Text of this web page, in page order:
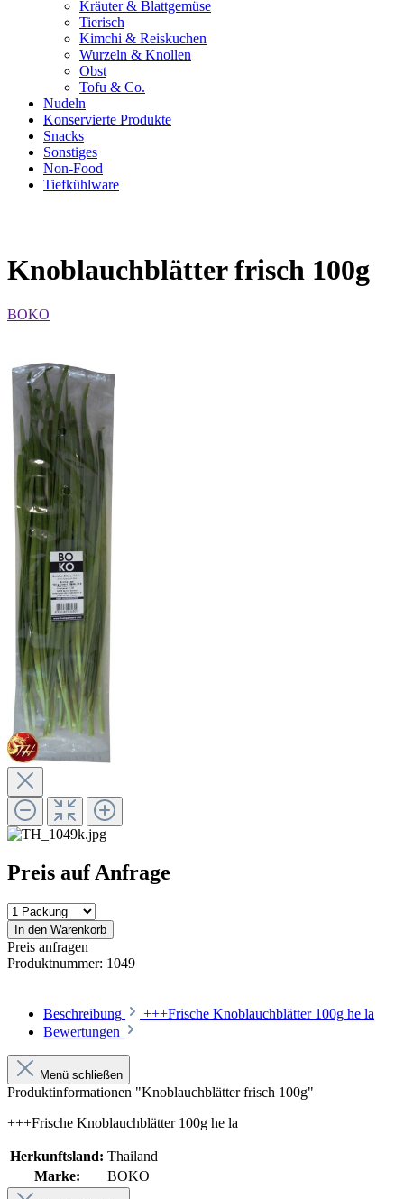
Kräuter & Blattgemüse
Tierisch
Kimchi & Reiskuchen
Wurzeln & Knollen
Obst
Tofu & Co.
Nudeln
Konservierte Produkte
Snacks
Sonstiges
Non-Food
Tiefkühlware
Knoblauchblätter frisch 100g
BOKO
Preis auf Anfrage
In den Warenkorb
Preis anfragen
Produktnummer: 1049
Beschreibung
+++Frische Knoblauchblätter 100g he la
Bewertungen
Menü schließen
Produktinformationen "Knoblauchblätter frisch 100g"
+++Frische Knoblauchblätter 100g he la
Herkunftsland: Thailand
Marke:
BOKO